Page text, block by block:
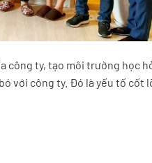
công ty, tạo môi trường học
với công ty. Đó là yếu tố cốt